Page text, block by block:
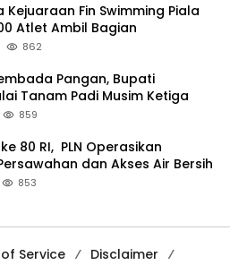
Kejuaraan Fin Swimming Piala
Atlet Ambil Bagian
862
Pangan, Bupati
Tanam Padi Musim Ketiga
859
80 RI, PLN Operasikan
dan Akses Air Bersih
853
Service Disclaimer